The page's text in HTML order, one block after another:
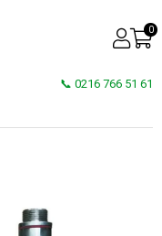
0
📞 0216 766 51 61